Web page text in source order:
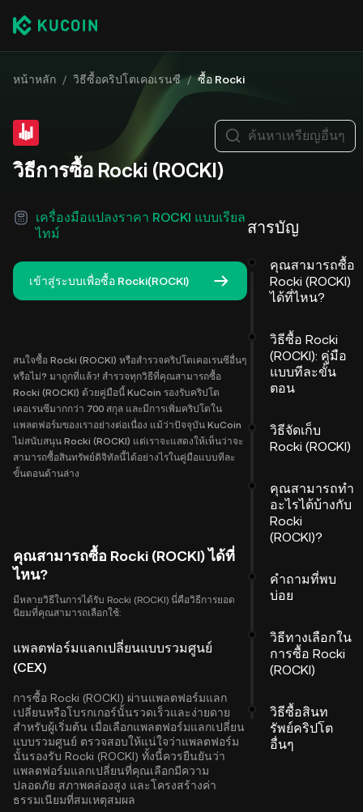
หน้าหลัก / วิธีซื้อคริปโตเคอเรนซี / ซื้อ Rocki
วิธีการซื้อ Rocki (ROCKI)
เครื่องมือแปลงราคา ROCKI แบบเรียล
ไทม์
เข้าสู่ระบบเพื่อซื้อ Rocki(ROCKI)
สนใจซื้อ Rocki (ROCKI) หรือสำรวจคริปโตเคอเรนซีอื่นๆ
หรือไม่? มาถูกที่แล้ว! สำรวจทุกวิธีที่คุณสามารถซื้อ
Rocki (ROCKI) ด้วยคู่มือนี้ KuCoin รองรับคริปโต
เคอเรนซีมากกว่า 700 สกุล และมีการเพิ่มคริปโตใน
แพลตฟอร์มของเราอย่างต่อเนื่อง แม้ว่าปัจจุบัน KuCoin
ไม่สนับสนุน Rocki (ROCKI) แต่เราจะแสดงให้เห็นว่าจะ
สามารถซื้อสินทรัพย์ดิจิทัลนี้ได้อย่างไรในคู่มือแบบทีละ
ขั้นตอนด้านล่าง
คุณสามารถซื้อ Rocki (ROCKI) ได้ที่
ไหน?
มีหลายวิธีในการได้รับ Rocki (ROCKI) นี่คือวิธีการยอด
นิยมที่คุณสามารถเลือกใช้:
แพลตฟอร์มแลกเปลี่ยนแบบรวมศูนย์
(CEX)
การซื้อ Rocki (ROCKI) ผ่านแพลตฟอร์มแลก
เปลี่ยนหรือโบรกเกอร์นั้นรวดเร็วและง่ายดาย
สำหรับผู้เริ่มต้น เมื่อเลือกแพลตฟอร์มแลกเปลี่ยน
แบบรวมศูนย์ ตรวจสอบให้แน่ใจว่าแพลตฟอร์ม
นั้นรองรับ Rocki (ROCKI) ทั้งนี้ควรยืนยันว่า
แพลตฟอร์มแลกเปลี่ยนที่คุณเลือกมีความ
ปลอดภัย สภาพคล่องสูง และโครงสร้างค่า
ธรรมเนียมที่สมเหตุสมผล
ค้นหาเหรียญอื่นๆ
สารบัญ
คุณสามารถซื้อ
Rocki (ROCKI)
ได้ที่ไหน?
วิธีซื้อ Rocki
(ROCKI): คู่มือ
แบบทีละขั้น
ตอน
วิธีจัดเก็บ
Rocki (ROCKI)
คุณสามารถทำ
อะไรได้บ้างกับ
Rocki
(ROCKI)?
คำถามที่พบ
บ่อย
วิธีทางเลือกใน
การซื้อ Rocki
(ROCKI)
วิธีซื้อสินท
รัพย์คริปโต
อื่นๆ